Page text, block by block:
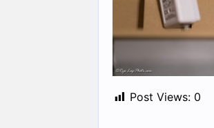
Post Views: 0